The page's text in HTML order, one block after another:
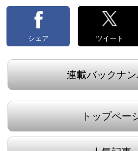
シェア ツイート
連載バックナ
トップペー